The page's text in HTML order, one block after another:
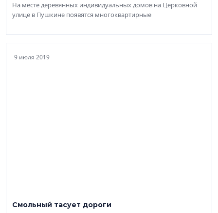
На месте деревянных индивидуальных домов на Церковной
улице в Пушкине появятся многоквартирные
9 июля 2019
Смольный тасует дороги